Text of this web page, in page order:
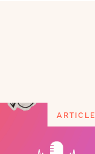
ARTICLE